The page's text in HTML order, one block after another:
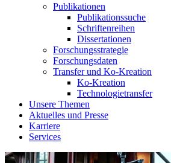
Publikationen
Publikationssuche
Schriftenreihen
Dissertationen
Forschungsstrategie
Forschungsdaten
Transfer und Ko-Kreation
Ko-Kreation
Technologietransfer
Unsere Themen
Aktuelles und Presse
Karriere
Services